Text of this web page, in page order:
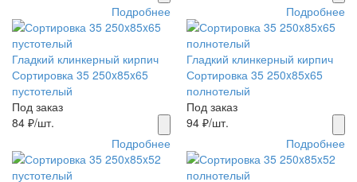
Подробнее
Подробнее
Гладкий клинкерный кирпич
Сортировка 35 250x85x65
пустотелый
Под заказ
84 ₽/шт.
Подробнее
Гладкий клинкерный кирпич
Сортировка 35 250x85x65
полнотелый
Под заказ
94 ₽/шт.
Подробнее